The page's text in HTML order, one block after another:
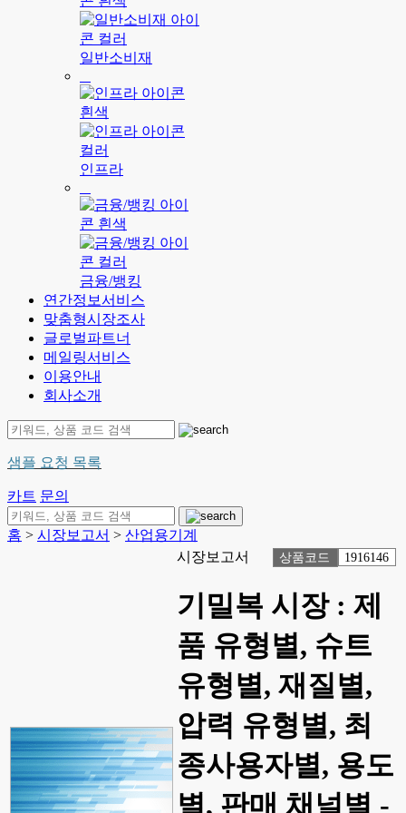
일반소비재
인프라
금융/뱅킹
연간정보서비스
맞춤형시장조사
글로벌파트너
메일링서비스
이용안내
회사소개
샘플 요청 목록
카트 문의
홈 > 시장보고서 > 산업용기계
시장보고서
상품코드 1916146
기밀복 시장 : 제
품 유형별, 슈트
유형별, 재질별,
압력 유형별, 최
종사용자별, 용도
별, 판매 채널별 -